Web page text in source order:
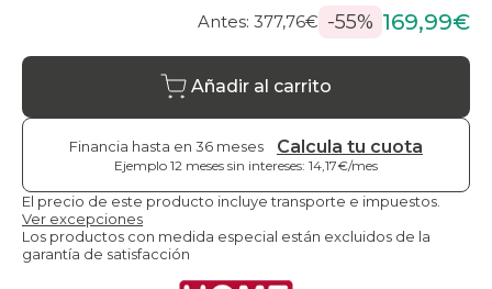
Antes: 377,76€ -55% 169,99€
Añadir al carrito
Financia hasta en 36 meses Calcula tu cuota
Ejemplo 12 meses sin intereses: 14,17€/mes
El precio de este producto incluye transporte e impuestos.
Ver excepciones
Los productos con medida especial están excluidos de la
garantía de satisfacción